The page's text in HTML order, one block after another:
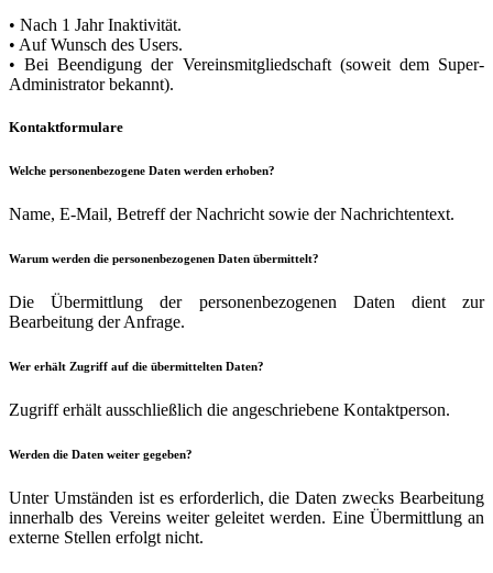
• Nach 1 Jahr Inaktivität.
• Auf Wunsch des Users.
• Bei Beendigung der Vereinsmitgliedschaft (soweit dem Super-
Administrator bekannt).
Kontaktformulare
Welche personenbezogene Daten werden erhoben?
Name, E-Mail, Betreff der Nachricht sowie der Nachrichtentext.
Warum werden die personenbezogenen Daten übermittelt?
Die Übermittlung der personenbezogenen Daten dient zur
Bearbeitung der Anfrage.
Wer erhält Zugriff auf die übermittelten Daten?
Zugriff erhält ausschließlich die angeschriebene Kontaktperson.
Werden die Daten weiter gegeben?
Unter Umständen ist es erforderlich, die Daten zwecks Bearbeitung
innerhalb des Vereins weiter geleitet werden. Eine Übermittlung an
externe Stellen erfolgt nicht.